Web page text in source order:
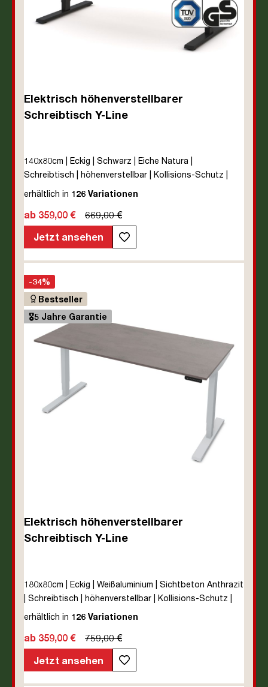
Elektrisch höhenverstellbarer
Schreibtisch Y-Line
140x80cm | Eckig | Schwarz | Eiche Natura |
Schreibtisch | höhenverstellbar | Kollisions-Schutz |
Elektrisch höhenverstellbar | Kindersicherung | Metall |
Jahre Herstellergarantie | unmontiert | TÜV© mobiles
Arbeiten | bis zu 80 kg | Y-Line | Steckertyp C
erhältlich in 126 Variationen
ab 359,00 €
669,00 €
Jetzt ansehen
-34%
Bestseller
🎖️5 Jahre Garantie
Elektrisch höhenverstellbarer
Schreibtisch Y-Line
180x80cm | Eckig | Weißaluminium | Sichtbeton Anthrazit
| Schreibtisch | höhenverstellbar | Kollisions-Schutz |
Elektrisch höhenverstellbar | Kindersicherung | Metall |
Herstellergarantie | unmontiert | TÜV© mobiles Arbeiten
| bis zu 80 kg | Y-Line | Steckertyp C
erhältlich in 126 Variationen
ab 359,00 €
759,00 €
Jetzt ansehen